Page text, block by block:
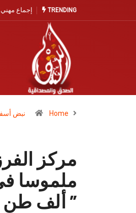
TRENDING آسفي…
Home نبض
” ألف طن